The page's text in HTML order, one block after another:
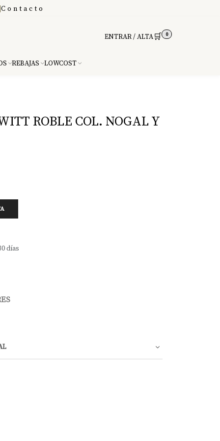
Contacto
ENTRAR / ALTA🛒 0
REBAJAS LOWCOST
ROBLE COL. NOGAL Y
días